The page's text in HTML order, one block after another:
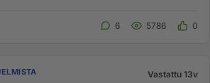
6 5786 0
Vastattu 13v